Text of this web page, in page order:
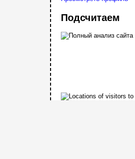
Подсчитаем